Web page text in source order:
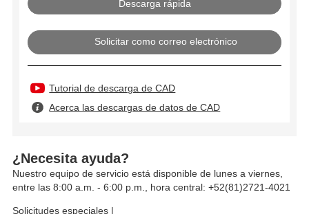
Solicitar como correo electrónico
Tutorial de descarga de CAD
Acerca las descargas de datos de CAD
¿Necesita ayuda?
Nuestro equipo de servicio está disponible de lunes a viernes,
entre las 8:00 a.m. - 6:00 p.m., hora central: +52(81)2721-4021
Solicitudes especiales |